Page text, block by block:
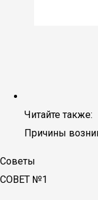
Читайте также:
Причины
Советы
СОВЕТ №1